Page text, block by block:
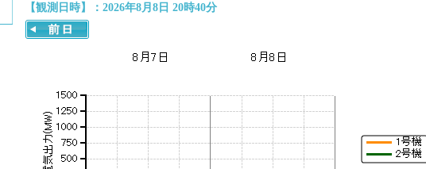
【観測日時】：2026年8月8日 20時40分